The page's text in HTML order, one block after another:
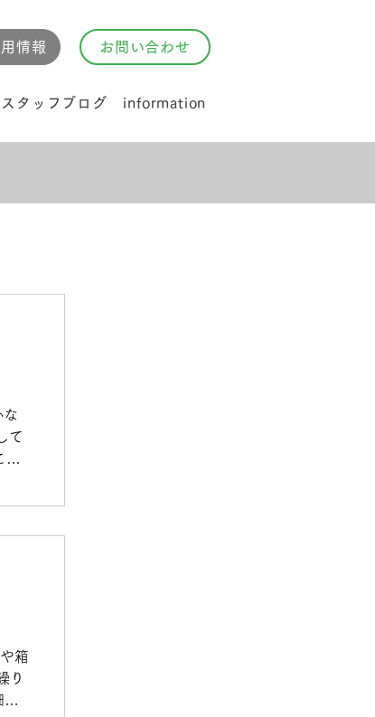
情報 お問い合わせ
スタッフブログ information
な
て
箱
り